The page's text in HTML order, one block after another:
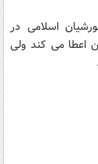
و شورشیان اسلامی در
اعطا می کند ولی